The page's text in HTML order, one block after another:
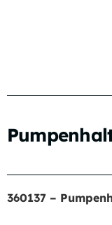
360137 –